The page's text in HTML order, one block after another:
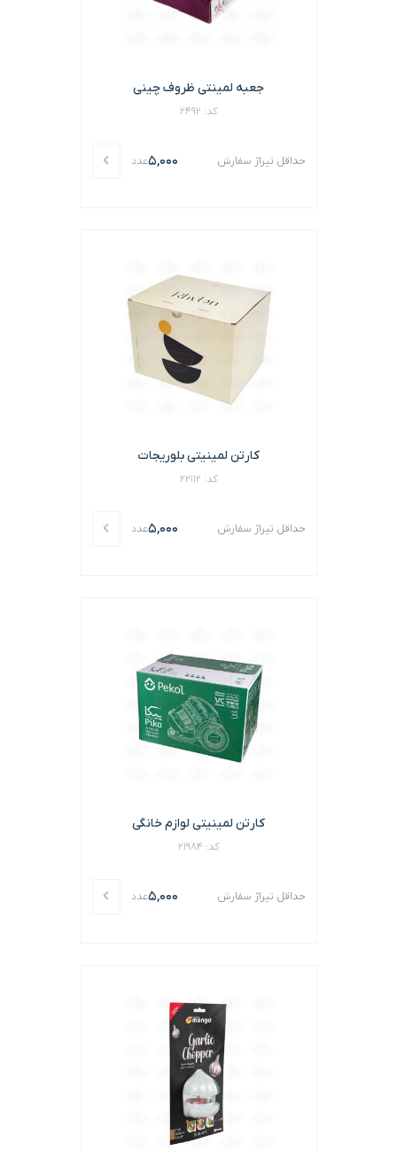
جعبه لمینتی ظروف چینی
کد: 2492
حداقل تیراژ سفارش 5,000عدد
کارتن لمینیتی بلوریجات
کد: 22112
حداقل تیراژ سفارش 5,000عدد
کارتن لمینیتی لوازم خانگی
کد: 21984
حداقل تیراژ سفارش 5,000عدد